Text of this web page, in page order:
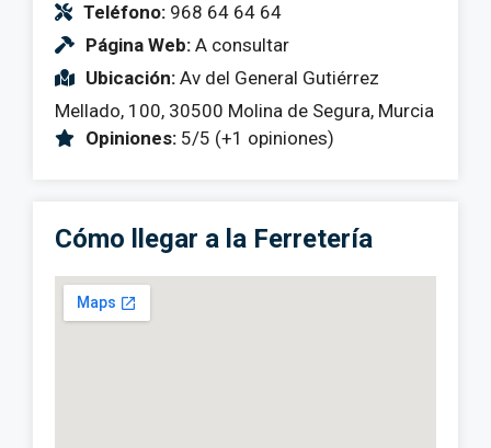
Teléfono: 968 64 64 64
Página Web: A consultar
Ubicación: Av del General Gutiérrez
Mellado, 100, 30500 Molina de Segura, Murcia
Opiniones: 5/5 (+1 opiniones)
Cómo llegar a la Ferretería